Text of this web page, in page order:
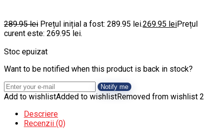
289.95lei Prețul inițial a fost: 289.95 lei.269.95 leiPrețul
curent este: 269.95 lei.
Stoc epuizat
Want to be notified when this product is back in stock?
Notify me
Add to wishlistAdded to wishlistRemoved from wishlist 2
Descriere
Recenzii (0)